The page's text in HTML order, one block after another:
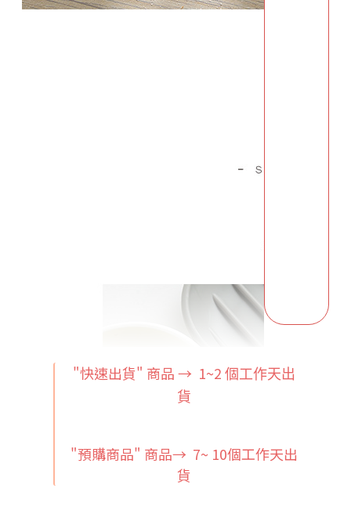
"快速出貨" 商品 → 1~2 個工作天出
貨
"預購商品" 商品→ 7~ 10個工作天出
貨